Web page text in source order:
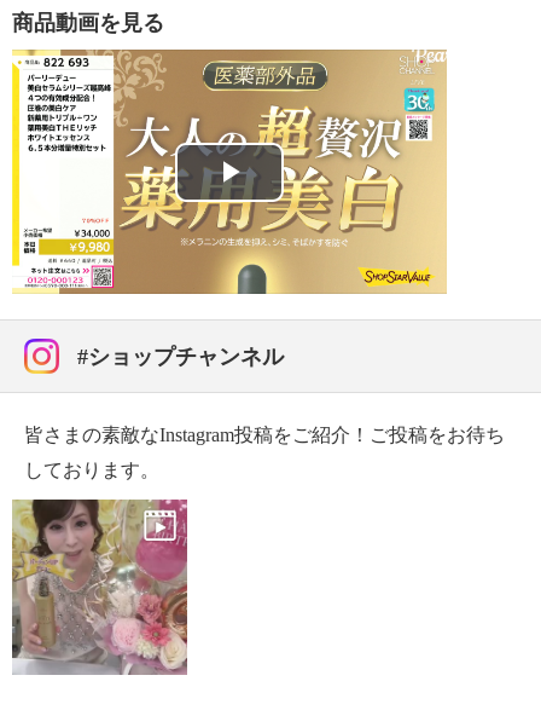
＜配合／無配合表示＞
ノンアルコール、タール系色素不使用、紫外線吸収剤
不使用
【パーフェクトクレンジング＆ウォッシュ（クレンジ
ング洗顔料）・５０ｍｌサイズ】
＜配合／無配合表示＞
ノンアルコール、タール系色素不使用
【ＦＵＳＨＩＫＡ９８ プレミアム やわハリミルク
美容水（保湿美容化粧液）・６２．５ｍｌサイズ】
＜配合／無配合表示＞
不使用
●SHOP先行販売(先行販売)
トリプル＋ワン薬用美白ＴＨＥリッチホワイトエッセ
ンス（２５ｍｌ、１２５ｍｌ）
・薬用 美白セラムＣ ２５ｍｌ
【原産国（地）】
・日本製
・薬用 美白セラムＣ １２５ｍｌ
【原産国（地）】
・日本製
・パーリー デュー パーフェクトクレンジング＆ウ
ォッシュ ５０ｍｌ
【原産国（地）】
・日本製
・ＦＵＳＨＩＫＡ９８ プレミアム やわハリミルク
美容水 ６２．５ｍｌ
商品動画を見る
Play
Video
#ショップチャンネル
皆さまの素敵なInstagram投稿をご紹介！ご投稿をお待ち
しております。